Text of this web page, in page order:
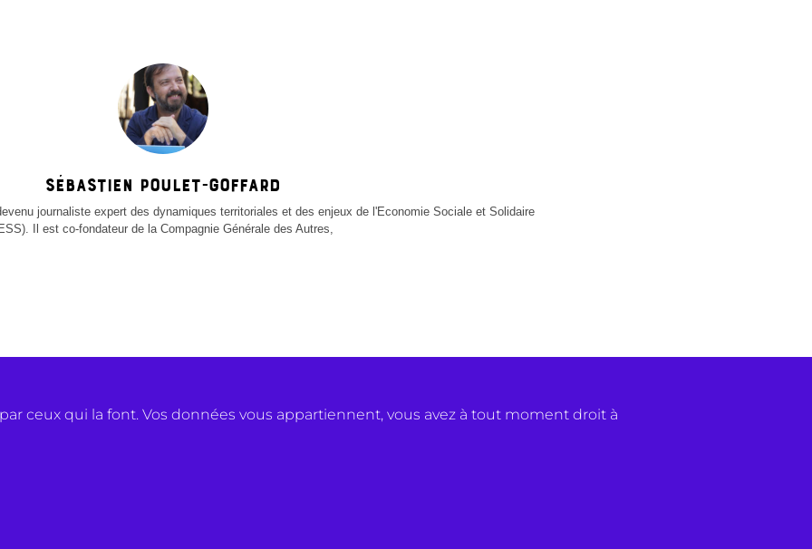
Sébastien Poulet-Goffard
journaliste expert des dynamiques territoriales et des enjeux de l'Economie Sociale et Solidaire
Il est co-fondateur de la Compagnie Générale des Autres,
ceux qui la font. Vos données vous appartiennent, vous avez à tout moment droit à